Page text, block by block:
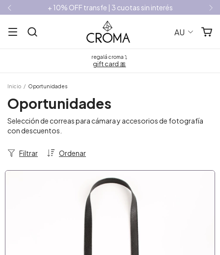
+ 10% OFF transfe | 3 cuotas sin interés
AU
regalá croma ⤵
gift card 🎀
Inicio / Oportunidades
Oportunidades
Selección de correas para cámara y accesorios de fotografía
con descuentos.
Ordenar
Filtrar